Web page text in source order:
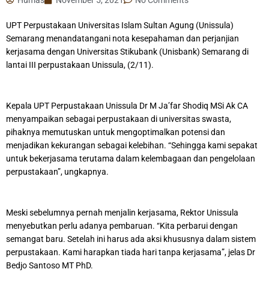
UPT Perpustakaan Universitas Islam Sultan Agung (Unissula)
Semarang menandatangani nota kesepahaman dan perjanjian
kerjasama dengan Universitas Stikubank (Unisbank) Semarang di
lantai III perpustakaan Unissula, (2/11).
Kepala UPT Perpustakaan Unissula Dr M Ja’far Shodiq MSi Ak CA
menyampaikan sebagai perpustakaan di universitas swasta,
pihaknya memutuskan untuk mengoptimalkan potensi dan
menjadikan kekurangan sebagai kelebihan. “Sehingga kami sepakat
untuk bekerjasama terutama dalam kelembagaan dan pengelolaan
perpustakaan”, ungkapnya.
Meski sebelumnya pernah menjalin kerjasama, Rektor Unissula
menyebutkan perlu adanya pembaruan. “Kita perbarui dengan
semangat baru. Setelah ini harus ada aksi khususnya dalam sistem
perpustakaan. Kami harapkan tiada hari tanpa kerjasama”, jelas Dr
Bedjo Santoso MT PhD.